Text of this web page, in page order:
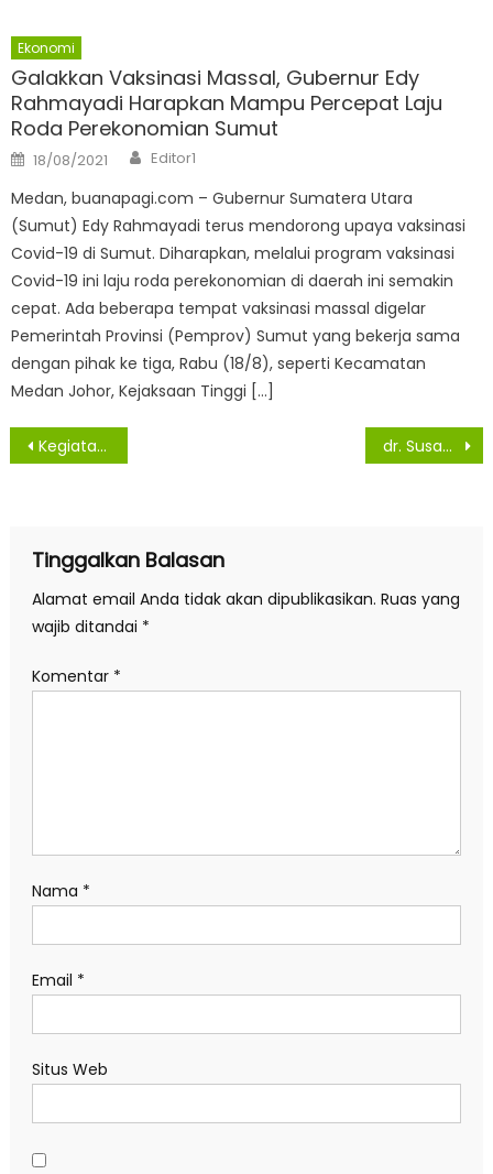
Ekonomi
Galakkan Vaksinasi Massal, Gubernur Edy
Rahmayadi Harapkan Mampu Percepat Laju
Roda Perekonomian Sumut
Posted
on
18/08/2021 Author
Editor1
Medan, buanapagi.com – Gubernur Sumatera Utara
(Sumut) Edy Rahmayadi terus mendorong upaya vaksinasi
Covid-19 di Sumut. Diharapkan, melalui program vaksinasi
Covid-19 ini laju roda perekonomian di daerah ini semakin
cepat. Ada beberapa tempat vaksinasi massal digelar
Pemerintah Provinsi (Pemprov) Sumut yang bekerja sama
dengan pihak ke tiga, Rabu (18/8), seperti Kecamatan
Medan Johor, Kejaksaan Tinggi […]
Navigasi
Kegiatan PKTD Pekon Sinar Mulya 2022 Telah Rampung Direalisaikan Sesuai HOK dr. Susanti Dewayani Menerima Audiensi Pengurus KONI Kota Pematangsiantar
Tinggalkan Balasan
Alamat email Anda tidak akan dipublikasikan. Ruas yang
wajib ditandai *
Komentar *
Nama *
Email *
Situs Web